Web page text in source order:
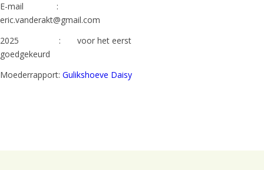
E-mail :
eric.vanderakt@gmail.com
2025 : voor het eerst
goedgekeurd
Moederrapport: Gulikshoeve Daisy